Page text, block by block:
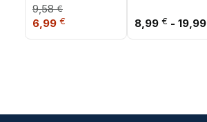
caratterizzata da 180
° design Art Déco
rotante, finitura
metallo e
9,58€
Il prezzo originale era: 9,58 €.
6,99 € Il prezzo attuale è: 6,99 €.
8,99 € - 19,99